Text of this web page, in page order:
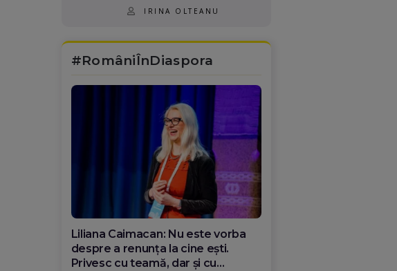
IRINA OLTEANU
#RomâniÎnDiaspora
Diana Olar, românca de la Google
care demonstrează că diaspora
poate schimba România